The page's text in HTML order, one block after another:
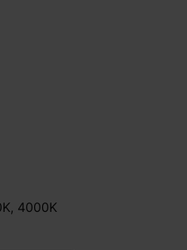
4000K